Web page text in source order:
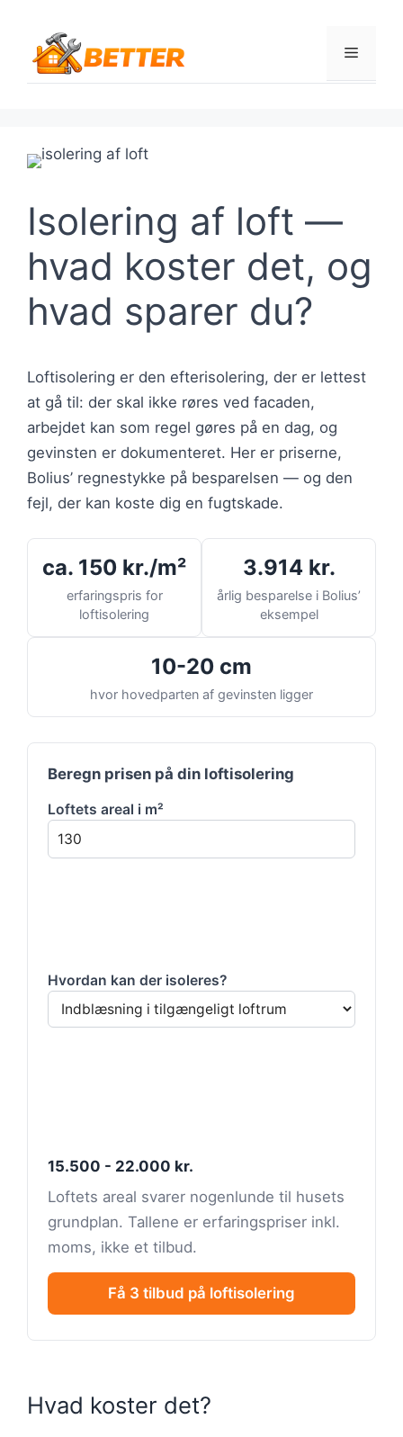
indhold
Menu
Isolering af loft —
hvad koster det, og
hvad sparer du?
Loftisolering er den efterisolering, der er lettest
at gå til: der skal ikke røres ved facaden,
arbejdet kan som regel gøres på en dag, og
gevinsten er dokumenteret. Her er priserne,
Bolius’ regnestykke på besparelsen — og den
fejl, der kan koste dig en fugtskade.
ca. 150 kr./m²
erfaringspris for
loftisolering
3.914 kr.
årlig besparelse i Bolius’
eksempel
10-20 cm
hvor hovedparten af gevinsten ligger
Beregn prisen på din loftisolering
Loftets areal i m²
Hvordan kan der isoleres?
15.500 - 22.000 kr.
Loftets areal svarer nogenlunde til husets
grundplan. Tallene er erfaringspriser inkl.
moms, ikke et tilbud.
Få 3 tilbud på loftisolering
Hvad koster det?